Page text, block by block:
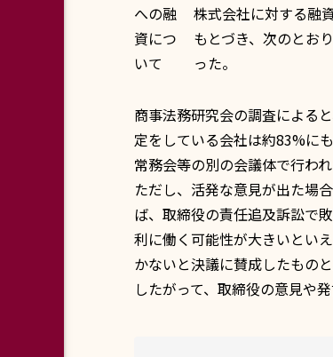
への融
資につ
いて
株式会社に対する融
もとづき、次のとお
った。
商事法務研究会の調査による
定をしている会社は約83%に
常務会等の別の会議体で行わ
ただし、活発な意見が出た場
ば、取締役の責任追及訴訟で
利に働く可能性が大きいとい
かないと決議に賛成したもの
したがって、取締役の意見や